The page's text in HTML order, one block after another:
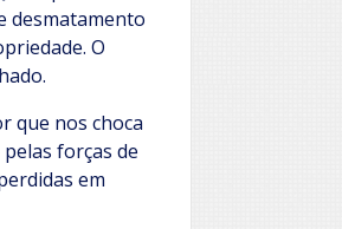
desmatamento
O
que nos choca
forças de
em